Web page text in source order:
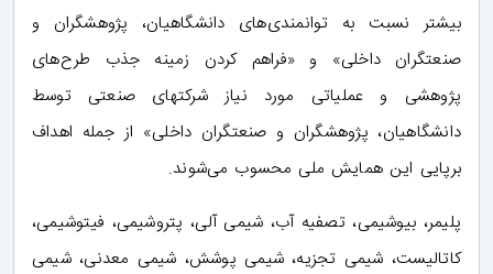
بیشتر نسبت به توانمندی‌های دانشگاهیان، پژوهشگران و
صنعتگران داخلی» و «فراهم کردن زمینه جذب طرح‌های
پژوهشی و عملیاتی مورد نیاز شرکتهای صنعتی توسط
دانشگاهیان، پژوهشگران و صنعتگران داخلی» از جمله اهداف
برپایی این همایش ملی محسوب می‌شوند.
پلیمر، بیوشیمی، تصفیه آب، شیمی آلی، پتروشیمی، فیتوشیمی،
کاتالیست، شیمی تجزیه، شیمی پوشش، شیمی معدنی، شیمی